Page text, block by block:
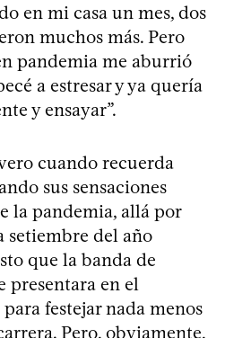
en mi casa un mes, dos
muchos más. Pero
pandemia me aburrió
a estresar y ya quería
y ensayar”.
cuando recuerda
sus sensaciones
la pandemia, allá por
setiembre del año
que la banda de
presentara en el
festejar nada menos
Pero, obviamente,